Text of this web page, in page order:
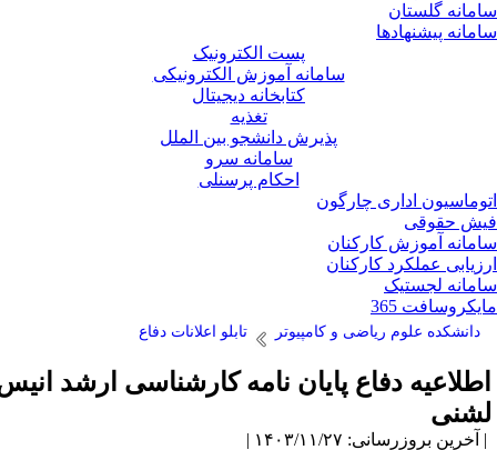
گلستان
پیشنهادها
پست الکترونیک
سامانه آموزش الکترونیکی
کتابخانه دیجیتال
تغذیه
پذیرش دانشجو بین الملل
سامانه سرو
احکام پرسنلی
اداری چارگون
حقوقی
آموزش کارکنان
عملکرد کارکنان
لجستیک
365
دانشکده علوم ریاضی و کامپیوتر تابلو اعلانات دفاع
دفاع پایان نامه کارشناسی ارشد انیس
بروزرسانی: ۱۴۰۳/۱۱/۲۷ |